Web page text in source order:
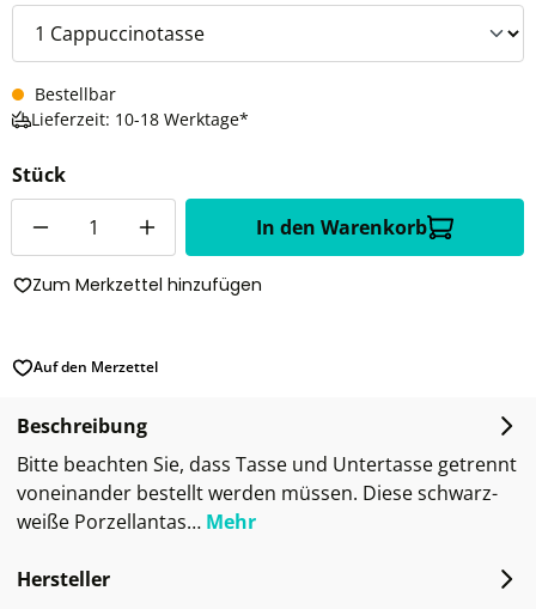
Bestellbar
Lieferzeit: 10-18 Werktage*
Stück
In den Warenkorb
Zum Merkzettel hinzufügen
Auf den Merzettel
Beschreibung
Bitte beachten Sie, dass Tasse und Untertasse getrennt
voneinander bestellt werden müssen. Diese schwarz-
weiße Porzellantas… Mehr
Hersteller